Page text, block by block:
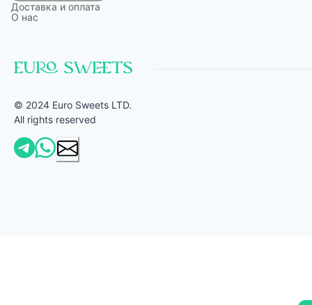
Доставка и оплата
О нас
© 2024 Euro Sweets LTD.
All rights reserved